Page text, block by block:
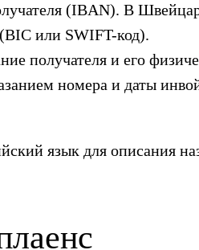
(IBAN). В
или SWIFT-код).
получателя и его
номера и даты
язык для описания